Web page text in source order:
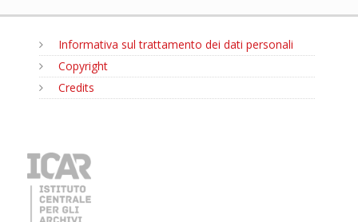
Informativa sul trattamento dei dati personali
Copyright
Credits